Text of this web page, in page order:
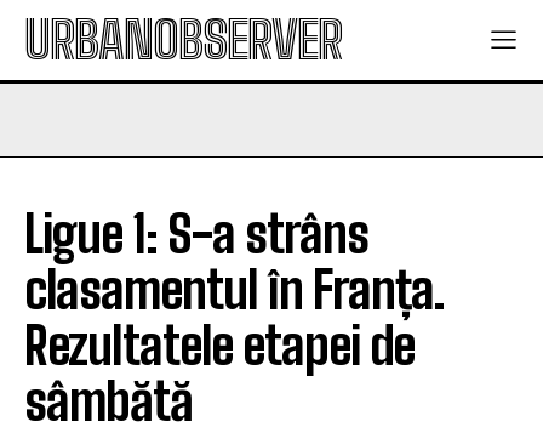
URBANOBSERVER
Ligue 1: S-a strâns
clasamentul în Franța.
Rezultatele etapei de
sâmbătă